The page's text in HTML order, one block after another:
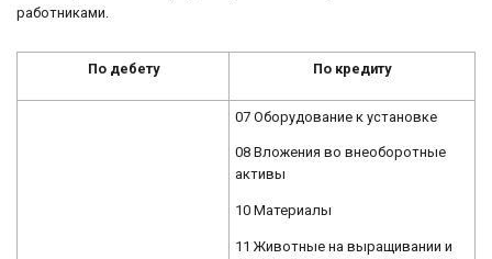
работниками.
По дебету По кредиту
07 Оборудование к установке
08 Вложения во внеоборотные
активы
10 Материалы
11 Животные на выращивании и